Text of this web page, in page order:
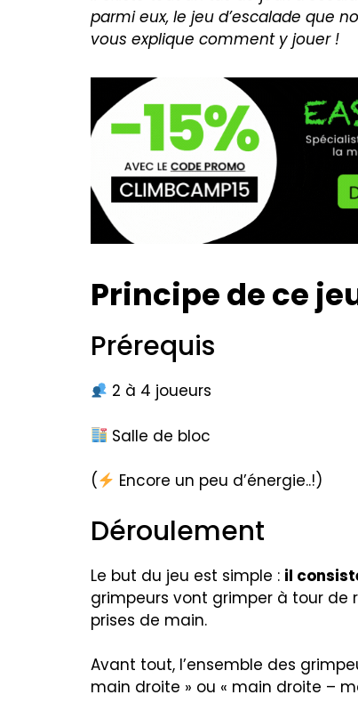
parmi eux, le jeu d’escalade que
vous explique comment y jouer !
Principe de ce
Prérequis
2 à 4 joueurs
Salle de bloc
( Encore un peu d’énergie..!)
Déroulement
Le but du jeu est simple : il
grimpeurs vont grimper à tour de
prises de main.
Avant tout, l’ensemble des
main droite » ou « main droite –